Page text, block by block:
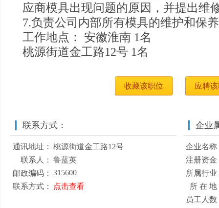
应商模具出现问题的原因，并提出维
7.负责公司内部所有模具的维护和保
工作地点： 安徽淮南 1名
桃源街道金工路12号 1名
收藏该职位 应聘
联系方式：
通讯地址：
桃源街道金工路12号
联系人：
鲁蓝英
邮政编码：
315600
联系方式：
点击查看
企业
企业名称
注册资金
所属行业
所 在 地
员工人数